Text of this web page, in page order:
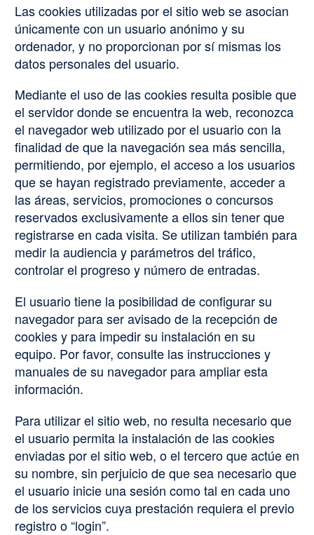
Las cookies utilizadas por el sitio web se asocian
únicamente con un usuario anónimo y su
ordenador, y no proporcionan por sí mismas los
datos personales del usuario.
Mediante el uso de las cookies resulta posible que
el servidor donde se encuentra la web, reconozca
el navegador web utilizado por el usuario con la
finalidad de que la navegación sea más sencilla,
permitiendo, por ejemplo, el acceso a los usuarios
que se hayan registrado previamente, acceder a
las áreas, servicios, promociones o concursos
reservados exclusivamente a ellos sin tener que
registrarse en cada visita. Se utilizan también para
medir la audiencia y parámetros del tráfico,
controlar el progreso y número de entradas.
El usuario tiene la posibilidad de configurar su
navegador para ser avisado de la recepción de
cookies y para impedir su instalación en su
equipo. Por favor, consulte las instrucciones y
manuales de su navegador para ampliar esta
información.
Para utilizar el sitio web, no resulta necesario que
el usuario permita la instalación de las cookies
enviadas por el sitio web, o el tercero que actúe en
su nombre, sin perjuicio de que sea necesario que
el usuario inicie una sesión como tal en cada uno
de los servicios cuya prestación requiera el previo
registro o “login”.